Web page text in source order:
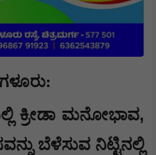
:
ಕ್ರೀಡಾ ಮನೋಭಾವ,
ಬೆಳೆಸುವ ನಿಟ್ಟಿನಲ್ಲಿ